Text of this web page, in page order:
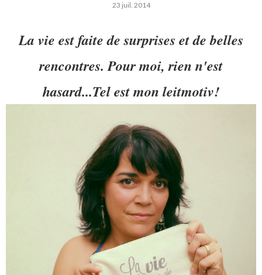
23 juil. 2014
La vie est faite de surprises et de belles
rencontres. Pour moi, rien n'est
hasard...Tel est mon leitmotiv!